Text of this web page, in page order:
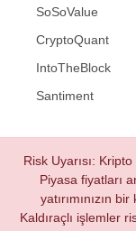
SoSoValue
CryptoQuant
IntoTheBlock
Santiment
Risk Uyarısı:
Piyasa fiyatları
yatırımınızın
Kaldıraçlı işlemler